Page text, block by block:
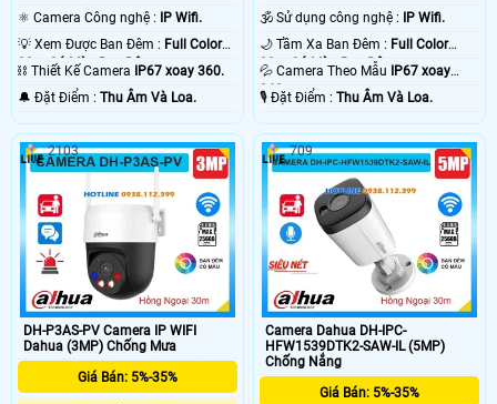
⚛️ Camera Công nghệ :
IP Wifi.
💡 Xem Được Ban Đêm : Full Color
30m Có Màu Ban Ðêm.
⛓ Thiết Kế Camera
IP67 xoay 360.
️🔔 Đặt Điểm : Thu Âm Và Loa.
🕉️ Sử dụng công nghệ :
IP Wifi.
🌙 Tầm Xa Ban Đêm : Full Color
30m Có Màu Ban Ðêm.
💦 Camera Theo Mẫu
IP67 xoay
360.
️🎙 Đặt Điểm :Thu Âm Và Loa.
DH-P3AS-PV Camera IP WIFI
Dahua (3MP) Chống Mưa
Giá Bán: 5%-35%
2103
Camera Dahua DH-IPC-
HFW1539DTK2-SAW-IL (5MP)
Chống Nắng
Giá Bán: 5%-35%
709